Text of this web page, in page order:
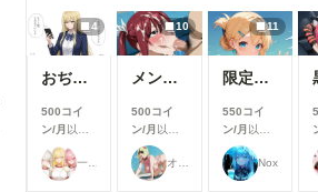
4
おぢから大金をまきあげる一軍ギャルズ【黒咲カレン】編
500コイ
ン/月 以上
支援すると
見ることが
できます
一軍ギャルズ
10
メンシプ限定
500コイ
ン/月 以上
支援すると
見ることが
できます
オマンティス3世
11
限定イラスト No.139
550コイ
ン/月 以上
支援すると
見ることが
できます
Nox